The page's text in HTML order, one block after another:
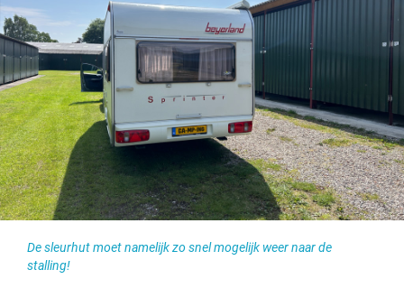
De sleurhut moet namelijk zo snel mogelijk weer naar de
stalling!